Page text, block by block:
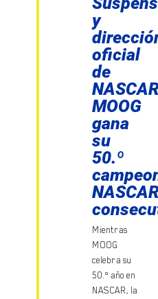
y
oficial
de
MOOG
gana
su
50.º
Mientras
MOOG
celebra su
50.º año en
NASCAR, la